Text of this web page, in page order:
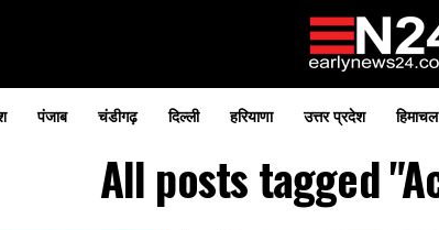
पंजाब चंडीगढ़ दिल्ली हरियाणा उत्तर प्रदेश हिमाचल
All posts tagged